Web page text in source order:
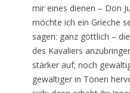
mir eines dienen – Don
möchte ich ein Grieche
sagen: ganz göttlich –
des Kavaliers
stärker auf; noch
gewaltiger in Tönen